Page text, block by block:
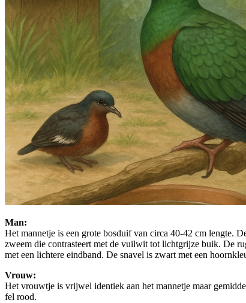
Man:
Het mannetje is een grote bosduif van circa 40-42 cm lengte.
zweem die contrasteert met de vuilwit tot lichtgrijze buik. De
met een lichtere eindband. De snavel is zwart met een
Vrouw:
Het vrouwtje is vrijwel identiek aan het mannetje maar
fel rood.